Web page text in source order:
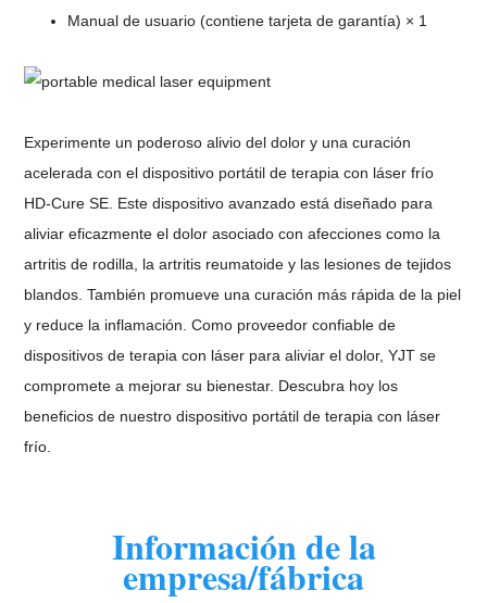
Manual de usuario (contiene tarjeta de garantía) × 1
Experimente un poderoso alivio del dolor y una curación
acelerada con el dispositivo portátil de terapia con láser frío
HD-Cure SE. Este dispositivo avanzado está diseñado para
aliviar eficazmente el dolor asociado con afecciones como la
artritis de rodilla, la artritis reumatoide y las lesiones de tejidos
blandos. También promueve una curación más rápida de la piel
y reduce la inflamación. Como proveedor confiable de
dispositivos de terapia con láser para aliviar el dolor, YJT se
compromete a mejorar su bienestar. Descubra hoy los
beneficios de nuestro dispositivo portátil de terapia con láser
frío.
Información de la
empresa/fábrica